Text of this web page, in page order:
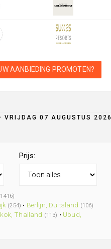
AANBIEDING PROMOTEN?
VRIJDAG 07 AUGUSTUS 2026
Prijs:
(254) • Berlijn, Duitsland (106)
Thailand (113) • Ubud,